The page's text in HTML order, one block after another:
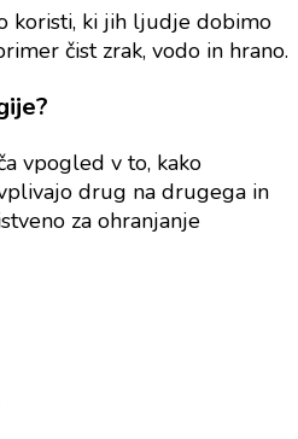
koristi, ki jih ljudje dobimo
čist zrak, vodo in hrano.
vpogled v to, kako
drug na drugega in
za ohranjanje